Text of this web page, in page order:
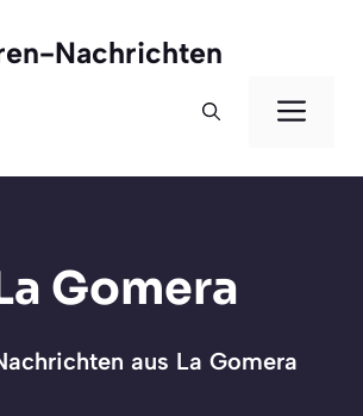
Nachrichten
Gomera
aus La Gomera